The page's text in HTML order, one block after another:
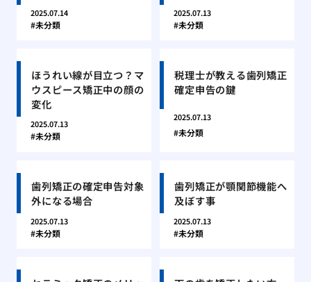
2025.07.14
未分類
2025.07.13
未分類
ほうれい線が目立つ？マ
ウスピース矯正中の顔の
変化
2025.07.13
未分類
税理士が教える歯列矯正
確定申告の鍵
2025.07.13
未分類
歯列矯正の確定申告対象
外になる場合
2025.07.13
未分類
歯列矯正が顎関節機能へ
及ぼす事
2025.07.13
未分類